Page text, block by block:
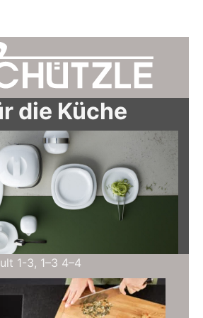
die Küche
1-3, 1–3 4–4